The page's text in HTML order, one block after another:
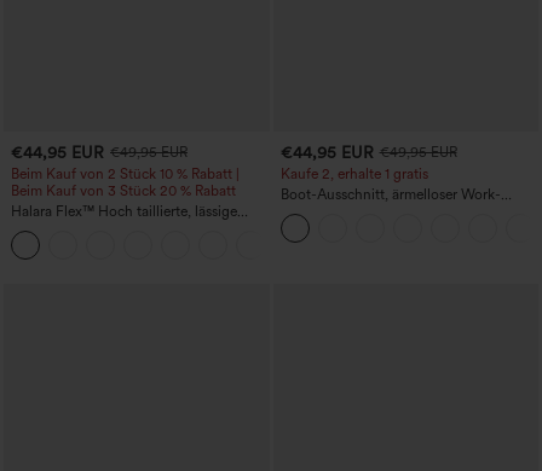
€44,95 EUR €49,95 EUR
Beim Kauf von 2 Stück 10 % Rabatt |
Beim Kauf von 3 Stück 20 % Rabatt
Halara Flex™ Hoch taillierte, lässige
Jeans mit Taschen, umgekrempeltem
Saum, weitem Bein und verwaschenem
Finish
€44,95 EUR €49,95 EUR
Kaufe 2, erhalte 1 gratis
Boot-Ausschnitt, ärmelloser Work-
Jumpsuit mit seitlicher Bindung,
kühlender Cool-Touch-Effekt, gestreift
und mit Taschen – Easy Peezy Edition